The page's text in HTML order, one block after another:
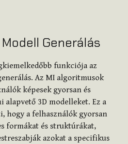
Generálás
funkciója az
Az MI algoritmusok
képesek gyorsan és
alapvető 3D modelleket. Ez a
hogy a felhasználók gyorsan
formákat és struktúrákat,
azokat a specifikus